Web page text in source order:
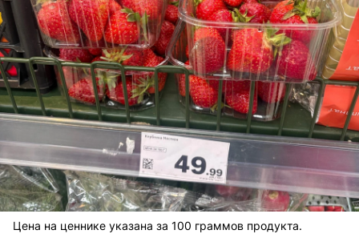
Цена на ценнике указана за 100 граммов продукта.